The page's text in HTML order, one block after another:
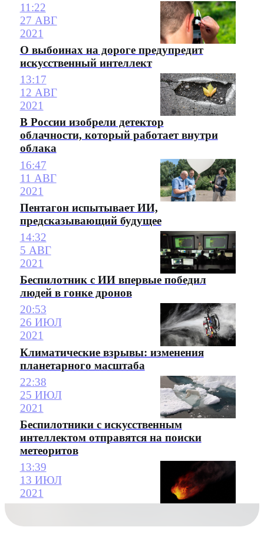
11:22
27 АВГ
2021
О выбоинах на дороге предупредит
искусственный интеллект
13:17
12 АВГ
2021
В России изобрели детектор
облачности, который работает внутри
облака
16:47
11 АВГ
2021
Пентагон испытывает ИИ,
предсказывающий будущее
14:32
5 АВГ
2021
Беспилотник c ИИ впервые победил
людей в гонке дронов
20:53
26 ИЮЛ
2021
Климатические взрывы: изменения
планетарного масштаба
22:38
25 ИЮЛ
2021
Беспилотники с искусственным
интеллектом отправятся на поиски
метеоритов
13:39
13 ИЮЛ
2021